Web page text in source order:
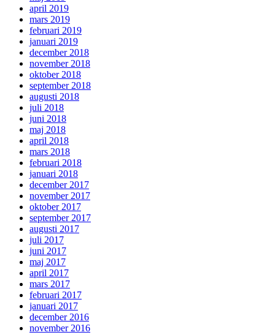
april 2019
mars 2019
februari 2019
januari 2019
december 2018
november 2018
oktober 2018
september 2018
augusti 2018
juli 2018
juni 2018
maj 2018
april 2018
mars 2018
februari 2018
januari 2018
december 2017
november 2017
oktober 2017
september 2017
augusti 2017
juli 2017
juni 2017
maj 2017
april 2017
mars 2017
februari 2017
januari 2017
december 2016
november 2016